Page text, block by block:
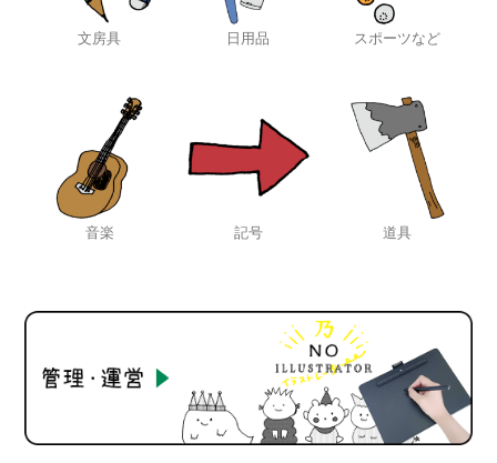
文房具 日用品 スポーツなど
音楽 記号 道具